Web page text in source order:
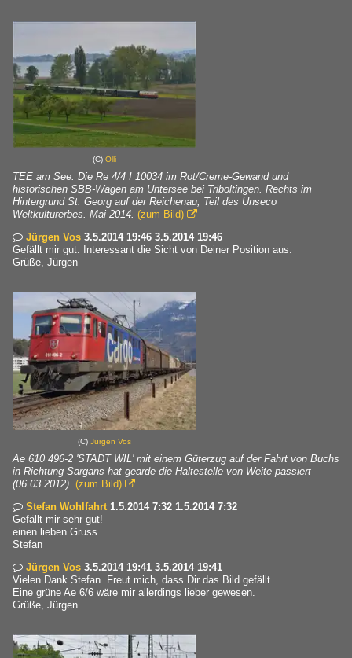
(C) Olli
TEE am See. Die Re 4/4 I 10034 im Rot/Creme-Gewand und
historischen SBB-Wagen am Untersee bei Triboltingen. Rechts im
Hintergrund St. Georg auf der Reichenau, Teil des Unseco
Weltkulturerbes. Mai 2014. (zum Bild) 
 Jürgen Vos 3.5.2014 19:46 3.5.2014 19:46
Gefällt mir gut. Interessant die Sicht von Deiner Position aus.
Grüße, Jürgen
(C) Jürgen Vos
Ae 610 496-2 'STADT WIL' mit einem Güterzug auf der Fahrt von Buchs
in Richtung Sargans hat gearde die Haltestelle von Weite passiert
(06.03.2012). (zum Bild) 
 Stefan Wohlfahrt 1.5.2014 7:32 1.5.2014 7:32
Gefällt mir sehr gut!
einen lieben Gruss
Stefan
 Jürgen Vos 3.5.2014 19:41 3.5.2014 19:41
Vielen Dank Stefan. Freut mich, dass Dir das Bild gefällt.
Eine grüne Ae 6/6 wäre mir allerdings lieber gewesen.
Grüße, Jürgen